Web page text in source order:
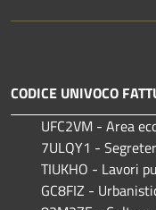
CODICE UNIVOCO
UFC2VM - Area
7ULQY1 -
TIUKHO - Lavori
GC8FIZ -